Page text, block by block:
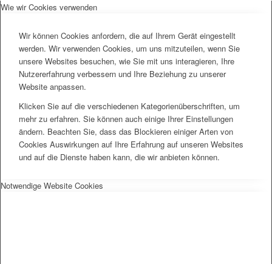
Wie wir Cookies verwenden
Wir können Cookies anfordern, die auf Ihrem Gerät eingestellt
werden. Wir verwenden Cookies, um uns mitzuteilen, wenn Sie
unsere Websites besuchen, wie Sie mit uns interagieren, Ihre
Nutzererfahrung verbessern und Ihre Beziehung zu unserer
Website anpassen.
Klicken Sie auf die verschiedenen Kategorienüberschriften, um
mehr zu erfahren. Sie können auch einige Ihrer Einstellungen
ändern. Beachten Sie, dass das Blockieren einiger Arten von
Cookies Auswirkungen auf Ihre Erfahrung auf unseren Websites
und auf die Dienste haben kann, die wir anbieten können.
Notwendige Website Cookies